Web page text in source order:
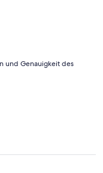
und Genauigkeit des